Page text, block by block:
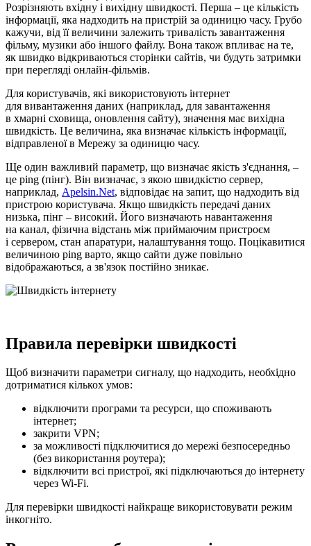
Розрізняють вхідну і вихідну швидкості. Перша – це кількість
інформації, яка надходить на пристрій за одиницю часу. Грубо
кажучи, від її величини залежить тривалість завантаження
фільму, музики або іншого файлу. Вона також впливає на те,
як швидко відкриваються сторінки сайтів, чи будуть затримки
при перегляді онлайн-фільмів.
Для користувачів, які використовують інтернет
для вивантаження даних (наприклад, для завантаження
в хмарні сховища, оновлення сайту), значення має вихідна
швидкість. Це величина, яка визначає кількість інформації,
відправленої в Мережу за одиницю часу.
Ще один важливий параметр, що визначає якість з'єднання, –
це рing (пінг). Він визначає, з якою швидкістю сервер,
наприклад, Apelsin.Net, відповідає на запит, що надходить від
пристрою користувача. Якщо швидкість передачі даних
низька, пінг – високий. Його визначають навантаження
на канал, фізична відстань між приймаючим пристроєм
і сервером, стан апаратури, налаштування тощо. Поцікавитися
величиною рing варто, якщо сайти дуже повільно
відображаються, а зв'язок постійно зникає.
Правила перевірки швидкості
Щоб визначити параметри сигналу, що надходить, необхідно
дотриматися кількох умов:
відключити програми та ресурси, що споживають
інтернет;
закрити VPN;
за можливості підключитися до мережі безпосередньо
(без використання роутера);
відключити всі пристрої, які підключаються до інтернету
через Wi-Fi.
Для перевірки швидкості найкраще використовувати режим
інкогніто.